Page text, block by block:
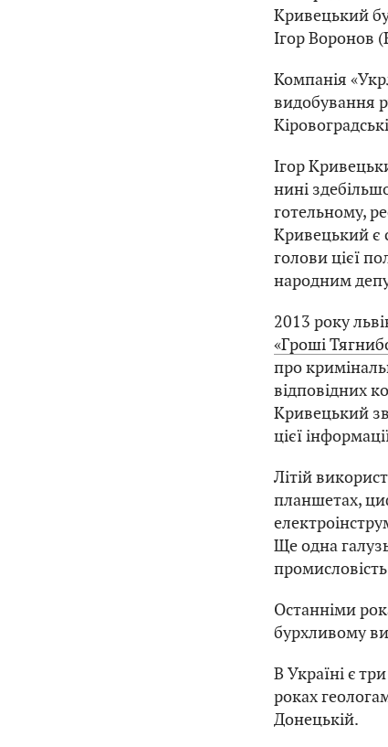
Кривецький
Ігор Воронов
Компанія
видобування
Ігор
нині
готельному,
Кривецький є
голови цієї
народним
2013 року
«Гроші
про
відповідних
Кривецький
цієї
Літій
планшетах,
Ще одна
Останніми
бурхливому
В Україні є
роках
Донецькій.